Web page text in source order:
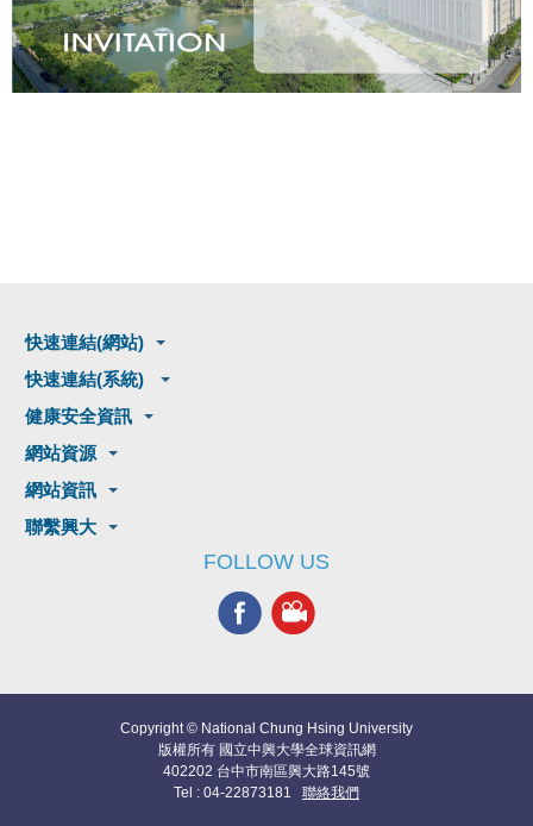
快速連結(網站)
快速連結(系統)
健康安全資訊
網站資源
網站資訊
聯繫興大
FOLLOW US
Copyright © National Chung Hsing University
版權所有 國立中興大學全球資訊網
402202 台中市南區興大路145號
Tel : 04-22873181 聯絡我們